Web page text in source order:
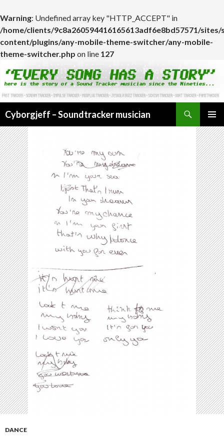
Warning: Undefined array key "HTTP_ACCEPT" in
/home/clients/9c8a260594416165613adf6e8bd57571/
content/plugins/any-mobile-theme-switcher/any-mobile-
theme-switcher.php on line 127
Cyborgjeff – Soundtracker musician
MENU
AU
CONTENU
DANCE